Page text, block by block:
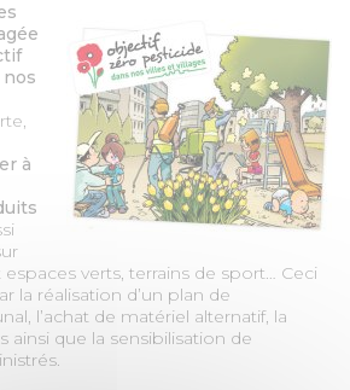
PUBLICS
à
verts, terrains de sport… Ceci
la réalisation d’un plan de
l’achat de matériel alternatif, la
ainsi que la sensibilisation de